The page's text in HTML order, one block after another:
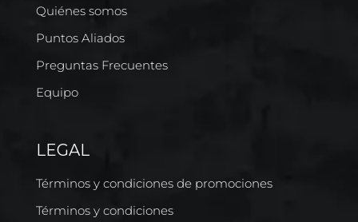
Quiénes somos
Puntos Aliados
Preguntas Frecuentes
Equipo
LEGAL
Términos y condiciones de promociones
Términos y condiciones